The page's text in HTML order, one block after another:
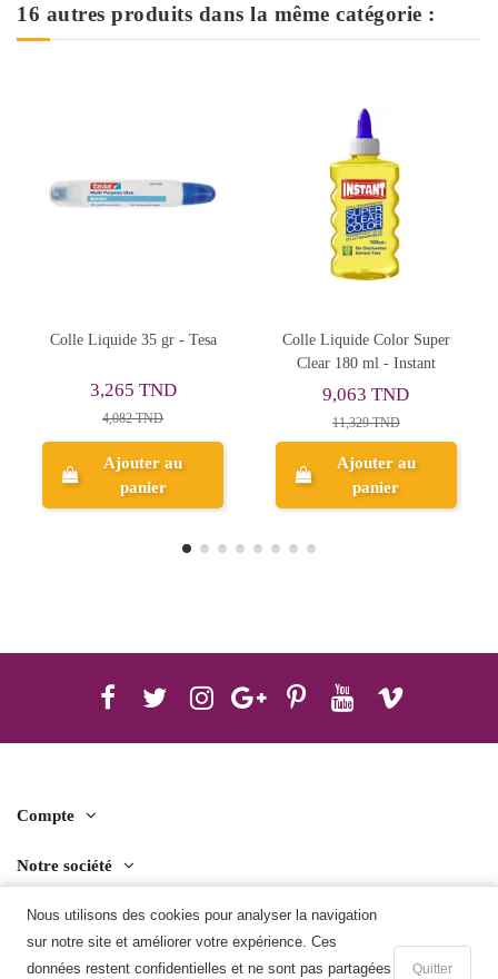
Nous utilisons des cookies pour analyser la navigation
sur notre site et améliorer votre expérience. Ces
données restent confidentielles et ne sont pas partagées
Quitter
16 autres produits dans la même catégorie :
- Tesa
Colle Liquide Color Super
9,063 TND
Ajouter au
Colle Blanche
L - Koala
5,982 TND
Compte
Notre société
Contact us
Télécharger l'application mobile